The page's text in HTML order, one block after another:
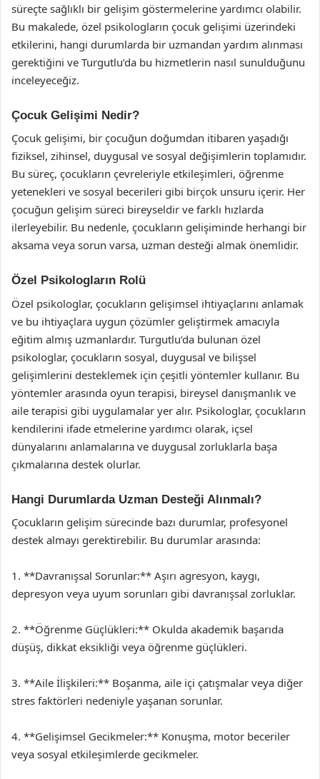
süreçte sağlıklı bir gelişim göstermelerine yardımcı olabilir.
Bu makalede, özel psikologların çocuk gelişimi üzerindeki
etkilerini, hangi durumlarda bir uzmandan yardım alınması
gerektiğini ve Turgutlu’da bu hizmetlerin nasıl sunulduğunu
inceleyeceğiz.
Çocuk Gelişimi Nedir?
Çocuk gelişimi, bir çocuğun doğumdan itibaren yaşadığı
fiziksel, zihinsel, duygusal ve sosyal değişimlerin toplamıdır.
Bu süreç, çocukların çevreleriyle etkileşimleri, öğrenme
yetenekleri ve sosyal becerileri gibi birçok unsuru içerir. Her
çocuğun gelişim süreci bireyseldir ve farklı hızlarda
ilerleyebilir. Bu nedenle, çocukların gelişiminde herhangi bir
aksama veya sorun varsa, uzman desteği almak önemlidir.
Özel Psikologların Rolü
Özel psikologlar, çocukların gelişimsel ihtiyaçlarını anlamak
ve bu ihtiyaçlara uygun çözümler geliştirmek amacıyla
eğitim almış uzmanlardır. Turgutlu’da bulunan özel
psikologlar, çocukların sosyal, duygusal ve bilişsel
gelişimlerini desteklemek için çeşitli yöntemler kullanır. Bu
yöntemler arasında oyun terapisi, bireysel danışmanlık ve
aile terapisi gibi uygulamalar yer alır. Psikologlar, çocukların
kendilerini ifade etmelerine yardımcı olarak, içsel
dünyalarını anlamalarına ve duygusal zorluklarla başa
çıkmalarına destek olurlar.
Hangi Durumlarda Uzman Desteği Alınmalı?
Çocukların gelişim sürecinde bazı durumlar, profesyonel
destek almayı gerektirebilir. Bu durumlar arasında:
1. **Davranışsal Sorunlar:** Aşırı agresyon, kaygı,
depresyon veya uyum sorunları gibi davranışsal zorluklar.
2. **Öğrenme Güçlükleri:** Okulda akademik başarıda
düşüş, dikkat eksikliği veya öğrenme güçlükleri.
3. **Aile İlişkileri:** Boşanma, aile içi çatışmalar veya diğer
stres faktörleri nedeniyle yaşanan sorunlar.
4. **Gelişimsel Gecikmeler:** Konuşma, motor beceriler
veya sosyal etkileşimlerde gecikmeler.